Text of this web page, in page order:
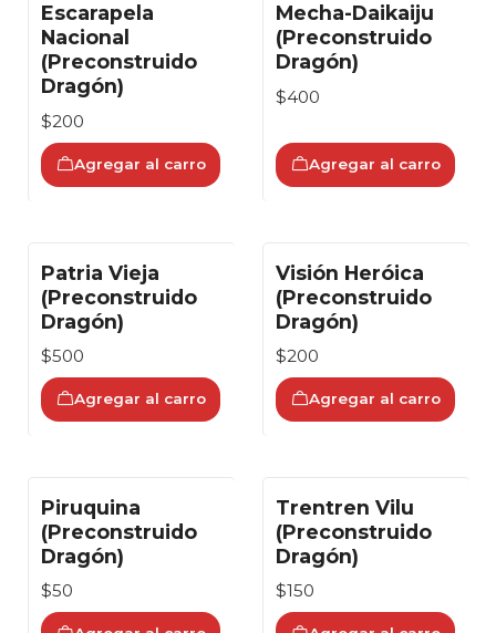
Escarapela
Nacional
(Preconstruido
Dragón)
$200
Agregar al carro
Mecha-Daikaiju
(Preconstruido
Dragón)
$400
Agregar al carro
Patria Vieja
(Preconstruido
Dragón)
$500
Agregar al carro
Visión Heróica
(Preconstruido
Dragón)
$200
Agregar al carro
Piruquina
(Preconstruido
Dragón)
$50
Trentren Vilu
(Preconstruido
Dragón)
$150